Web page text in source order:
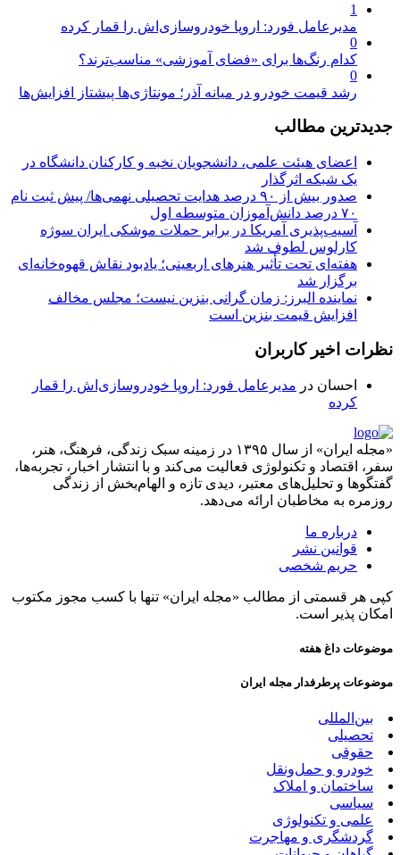
1
مدیرعامل فورد: اروپا خودروسازی‌اش را قمار کرده
0
کدام رنگ‌ها برای «فضای آموزشی» مناسب‌ترند؟
0
رشد قیمت خودرو در میانه آذر؛ مونتاژی‌ها پیشتاز افزایش‌ها
جدیدترین مطالب
اعضای هیئت علمی، دانشجویان نخبه و کارکنان دانشگاه در
یک شبکه‌ اثرگذار
صدور بیش از ۹۰ درصد هدایت تحصیلی نهمی‌ها/ پیش ثبت نام
۷۰ درصد دانش‌آموزان متوسطه اول
آسیب‌پذیری آمریکا در برابر حملات موشکی ایران سوژه
کارلوس لطوف شد
هفته‌ای تحت تأثیر هنرهای اربعینی؛ یادبود نقاش قهوه‌خانه‌ای
برگزار شد
نماینده البرز: زمان گرانی بنزین نیست؛ مجلس مخالف
افزایش قیمت بنزین است
نظرات اخیر کاربران
احسان در مدیرعامل فورد: اروپا خودروسازی‌اش را قمار
کرده
«مجله ایران» از سال ۱۳۹۵ در زمینه سبک زندگی، فرهنگ، هنر،
سفر، اقتصاد و تکنولوژی فعالیت می‌کند و با انتشار اخبار، تجربه‌ها،
گفتگوها و تحلیل‌های معتبر، دیدی تازه و الهام‌بخش از زندگی
روزمره به مخاطبان ارائه می‌دهد.
درباره ما
قوانین نشر
حریم شخصی
کپی هر قسمتی از مطالب «مجله ایران» تنها با کسب مجوز مکتوب
امکان پذیر است.
موضوعات داغ هفته
موضوعات پرطرفدار مجله ایران
بین‌المللی
تحصیلی
حقوقی
خودرو و حمل‌و‌نقل
ساختمان و املاک
سیاسی
علمی و تکنولوژی
گردشگری و مهاجرت